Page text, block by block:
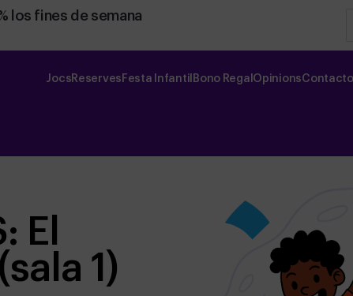
los fines de semana
Jocs Reserves Festa Infantil Bono Regal OpinionsContacto
El
1)